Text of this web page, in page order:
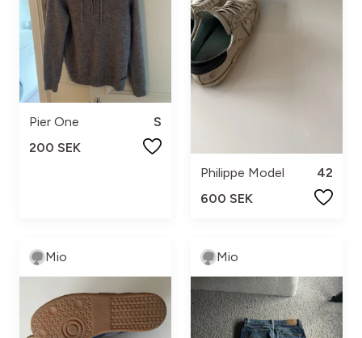
Pier One
S
200 SEK
Philippe Model
42
600 SEK
Mio Mio